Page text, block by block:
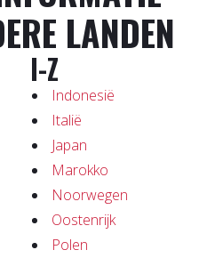
LANDEN
I-Z
Indonesië
Italië
Japan
Marokko
Noorwegen
Oostenrijk
Polen